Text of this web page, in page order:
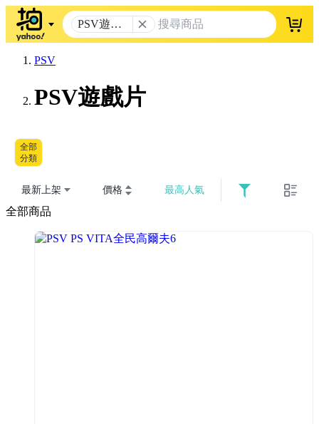
PSV遊戲
片
登入
PSV
PSV遊戲片
全部
分類
最新上架 價格 最高人氣
全部商品